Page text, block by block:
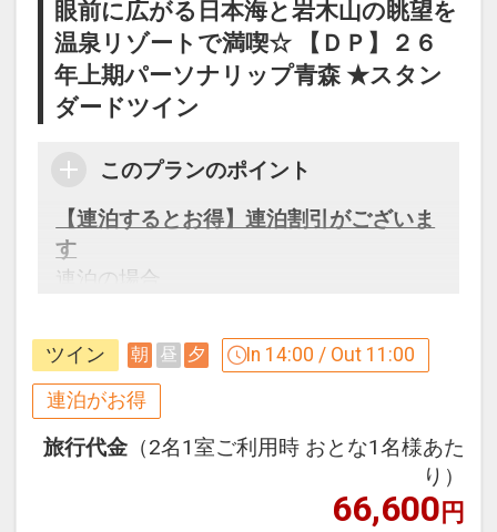
夫婦にワンドリンクサービス（滞在中１
回）
※旅行代金に含まれます。
ロックウッド・ホテル＆スパ
軽平野・日本海を一望できるリゾートホ
テル
お部屋の窓は大きく大自然の景観を満喫
できます。
大浴場は鯵ヶ沢高原温泉で、季節により
露天風呂から見上げる星空もきれいで
す。
ホテル隣接には、スキー場・ゴルフ場も
眼前に広がる日本海と岩木山の眺望を
温泉リゾートで満喫☆ 【ＤＰ】２６
年上期パーソナリップ青森 ★スタン
ダードツイン
このプランのポイント
【連泊するとお得】連泊割引がございま
す
連泊の場合、
円引
※割引適用後のご旅行代金は、カレンダ
「空室照会結果確認画面」でご確認くだ
※宿泊期間中すべての日において人数・
ツイン 朝 昼 夕 In 14:00 / Out 11:00
連泊がお得
旅行代金 （2名1室ご利用時 おとな1名様あた
り）
66,600円